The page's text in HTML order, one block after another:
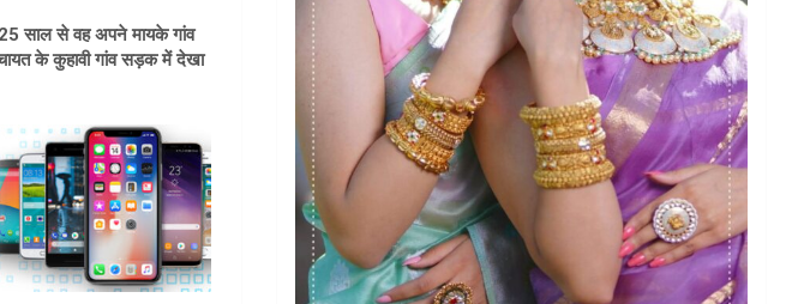
साल से वह अपने मायके गांव
के कुहावी गांव सड़क में देखा